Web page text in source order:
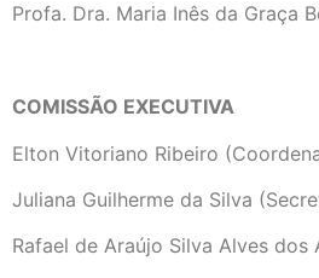
Profa. Dra. Maria Inês da Graça
COMISSÃO EXECUTIVA
Elton Vitoriano Ribeiro
Juliana Guilherme da Silva
Rafael de Araújo Silva Alves dos